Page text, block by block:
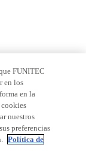
FUNITEC
en los
en la
nuestros
preferencias
Política de